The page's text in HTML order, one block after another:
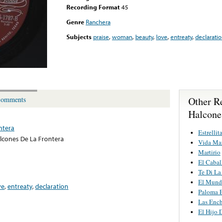
Recording Format45
Genre Ranchera
Subjects praise,woman, beauty, love,entreaty,
De La Frontera
,entreaty,declaration
Other
Vida
Martirio
El
Te Di
El
Paloma
Las
El Hijo